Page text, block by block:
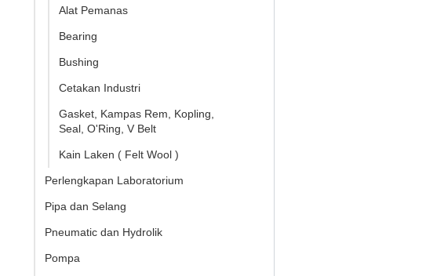
Alat Pemanas
Bearing
Bushing
Cetakan Industri
Gasket, Kampas Rem, Kopling,
Seal, O'Ring, V Belt
Kain Laken ( Felt Wool )
Perlengkapan Laboratorium
Pipa dan Selang
Pneumatic dan Hydrolik
Pompa